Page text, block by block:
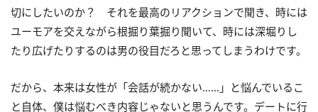
切にしたいのか？ それを最高のリアクションで聞き、時には
ユーモアを交えながら根掘り葉掘り聞いて、時には深堀りし
たり広げたりするのは男の役目だろと思ってしまうわけです。
だから、本来は女性が「会話が続かない……」と悩んでいるこ
と自体、僕は悩むべき内容じゃないと思うんです。デートに行